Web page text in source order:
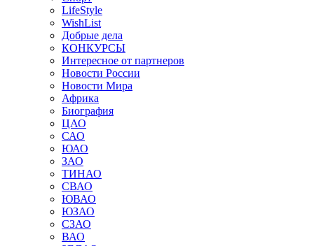
LifeStyle
WishList
Добрые дела
КОНКУРСЫ
Интересное от партнеров
Новости России
Новости Мира
Африка
Биография
ЦАО
САО
ЮАО
ЗАО
ТИНАО
СВАО
ЮВАО
ЮЗАО
СЗАО
ВАО